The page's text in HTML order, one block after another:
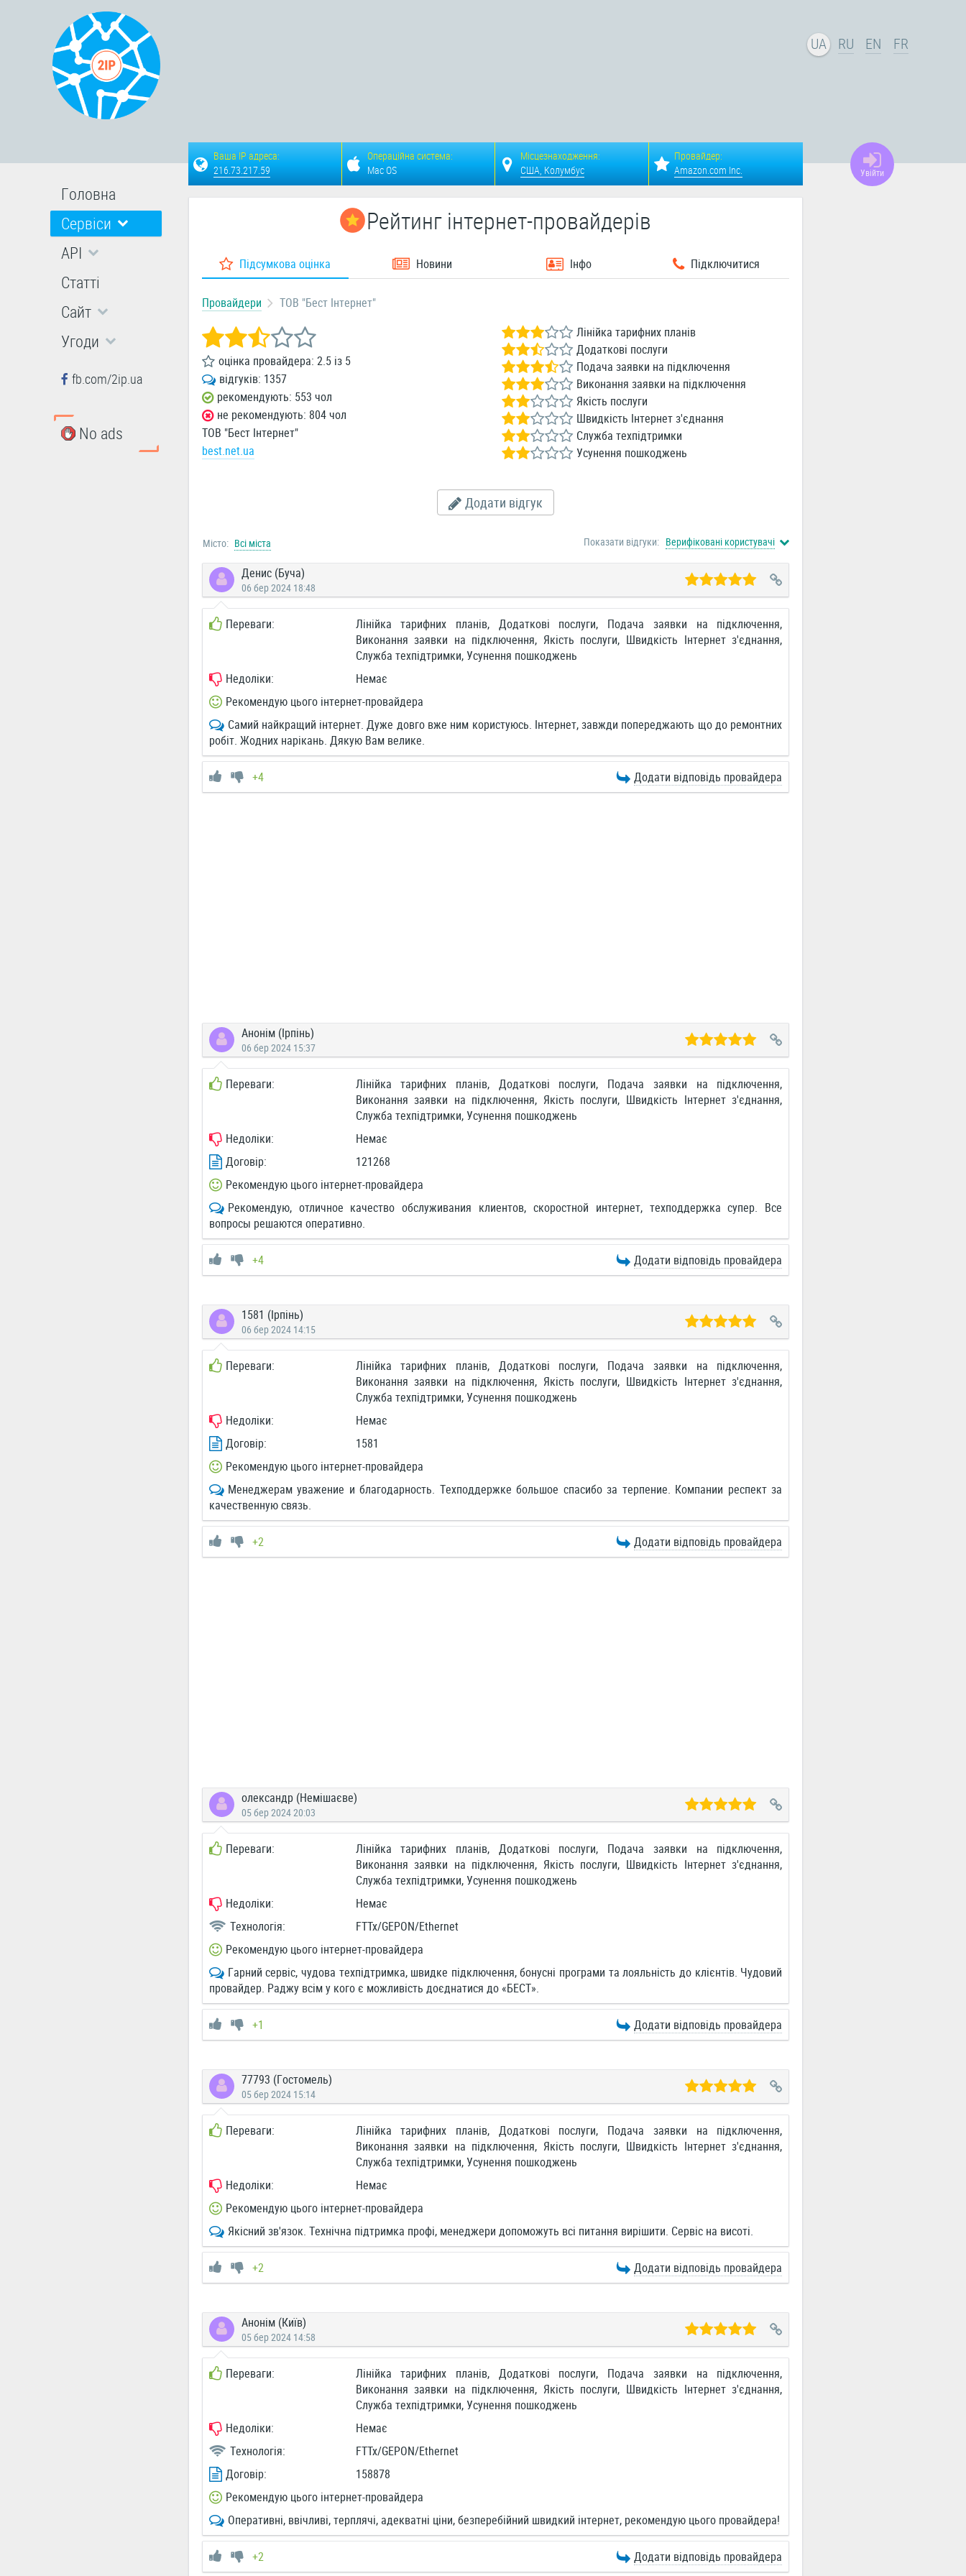
UA RU EN FR
Головна
Сервіси
API
Статті
Сайт
Угоди
fb.com/2ip.ua
No ads
Увійти
Ваша IP адреса:
216.73.217.59
Операційна система:
Mac OS
Місцезнаходження:
США, Колумбус
Провайдер:
Amazon.com Inc.
Рейтинг інтернет-провайдерів
Підсумкова оцінка Новини Інфо Підключитися
Провайдери ТОВ "Бест Інтернет"
оцінка провайдера: 2.5із 5
відгуків: 1357
рекомендують: 553 чол
не рекомендують: 804 чол
ТОВ "Бест Інтернет"
best.net.ua
Лінійка тарифних планів
Додаткові послуги
Подача заявки на підключення
Виконання заявки на підключення
Якість послуги
Швидкість Інтернет з'єднання
Служба техпідтримки
Усунення пошкоджень
Додати відгук
Місто: Всі міста Показати відгуки: Верифіковані користувачі
Денис (Буча)
06 бер 2024 18:48
Переваги:
Лінійка тарифних планів, Додаткові послуги, Подача заявки на підключення,
Виконання заявки на підключення, Якість послуги, Швидкість Інтернет з'єднання,
Служба техпідтримки, Усунення пошкоджень
Недоліки:
Немає
Рекомендую цього інтернет-провайдера
Самий найкращий інтернет. Дуже довго вже ним користуюсь. Інтернет, завжди попереджають що до ремонтних
робіт. Жодних нарікань. Дякую Вам велике.
+4 Додати відповідь провайдера
Анонім (Ірпінь)
06 бер 2024 15:37
Переваги:
Лінійка тарифних планів, Додаткові послуги, Подача заявки на підключення,
Виконання заявки на підключення, Якість послуги, Швидкість Інтернет з'єднання,
Служба техпідтримки, Усунення пошкоджень
Недоліки:
Немає
Договір:
121268
Рекомендую цього інтернет-провайдера
Рекомендую, отличное качество обслуживания клиентов, скоростной интернет, техподдержка супер. Все
вопросы решаются оперативно.
+4 Додати відповідь провайдера
1581 (Ірпінь)
06 бер 2024 14:15
Переваги:
Лінійка тарифних планів, Додаткові послуги, Подача заявки на підключення,
Виконання заявки на підключення, Якість послуги, Швидкість Інтернет з'єднання,
Служба техпідтримки, Усунення пошкоджень
Недоліки:
Немає
Договір:
1581
Рекомендую цього інтернет-провайдера
Менеджерам уважение и благодарность. Техподдержке большое спасибо за терпение. Компании респект за
качественную связь.
+2 Додати відповідь провайдера
олександр (Немішaєве)
05 бер 2024 20:03
Переваги:
Лінійка тарифних планів, Додаткові послуги, Подача заявки на підключення,
Виконання заявки на підключення, Якість послуги, Швидкість Інтернет з'єднання,
Служба техпідтримки, Усунення пошкоджень
Недоліки:
Немає
Технологія:
FTTx/GEPON/Ethernet
Рекомендую цього інтернет-провайдера
Гарний сервіс, чудова техпідтримка, швидке підключення, бонусні програми та лояльність до клієнтів. Чудовий
провайдер. Раджу всім у кого є можливість доєднатися до «БЕСТ».
+1 Додати відповідь провайдера
77793 (Гостомель)
05 бер 2024 15:14
Переваги:
Лінійка тарифних планів, Додаткові послуги, Подача заявки на підключення,
Виконання заявки на підключення, Якість послуги, Швидкість Інтернет з'єднання,
Служба техпідтримки, Усунення пошкоджень
Недоліки:
Немає
Рекомендую цього інтернет-провайдера
Якісний зв'язок. Технічна підтримка профі, менеджери допоможуть всі питання вирішити. Сервіс на висоті.
+2 Додати відповідь провайдера
Анонім (Київ)
05 бер 2024 14:58
Переваги:
Лінійка тарифних планів, Додаткові послуги, Подача заявки на підключення,
Виконання заявки на підключення, Якість послуги, Швидкість Інтернет з'єднання,
Служба техпідтримки, Усунення пошкоджень
Недоліки:
Немає
Технологія:
FTTx/GEPON/Ethernet
Договір:
158878
Рекомендую цього інтернет-провайдера
Оперативні, ввічливі, терплячі, адекватні ціни, безперебійний швидкий інтернет, рекомендую цього провайдера!
+2 Додати відповідь провайдера